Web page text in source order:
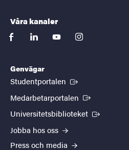
Våra kanaler
facebooklinkedinyoutubeinstagram
Genvägar
Studentportalen (Extern länk)
Medarbetarportalen (Extern länk)
Universitetsbiblioteket (Extern länk)
Jobba hos oss
Press och media